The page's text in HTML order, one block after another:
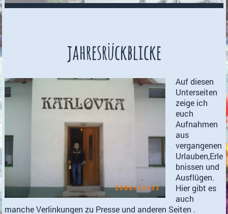
jahresrückblicke
Auf diesen
Unterseiten
zeige ich
euch
Aufnahmen
aus
vergangenen
Urlauben,Erle
bnissen und
Ausflügen.
Hier gibt es
auch
manche Verlinkungen zu Presse und anderen Seiten .